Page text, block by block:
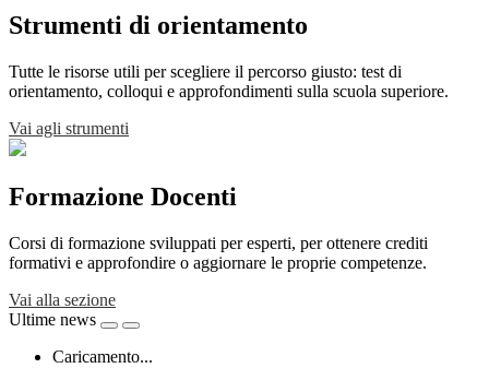
Strumenti di orientamento
Tutte le risorse utili per scegliere il percorso giusto: test di
orientamento, colloqui e approfondimenti sulla scuola superiore.
Vai agli strumenti
Formazione Docenti
Corsi di formazione sviluppati per esperti, per ottenere crediti
formativi e approfondire o aggiornare le proprie competenze.
Vai alla sezione
Ultime news
Caricamento...